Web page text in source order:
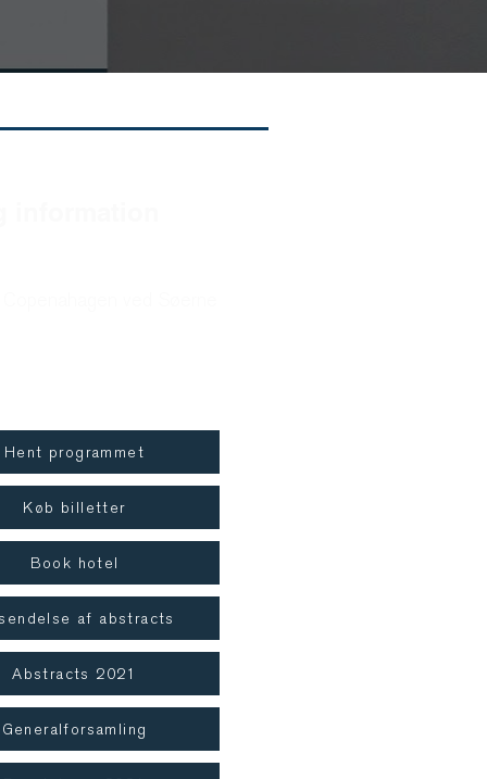
Hent programmet
Køb billetter
Book hotel
af abstracts
Abstracts 2021
Generalforsamling